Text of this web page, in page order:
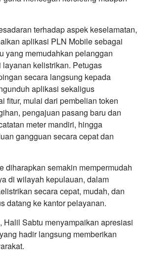
terhadap aspek keselamatan,
aplikasi PLN Mobile sebagai
yang memudahkan pelanggan
kelistrikan. Petugas
secara langsung kepada
aplikasi sekaligus
fitur, mulai dari pembelian token
pengajuan pasang baru dan
meter mandiri, hingga
gangguan secara cepat dan
diharapkan semakin mempermudah
di wilayah kepulauan, dalam
secara cepat, mudah, dan
datang ke kantor pelayanan.
Halil Sabtu menyampaikan apresiasi
hadir langsung memberikan